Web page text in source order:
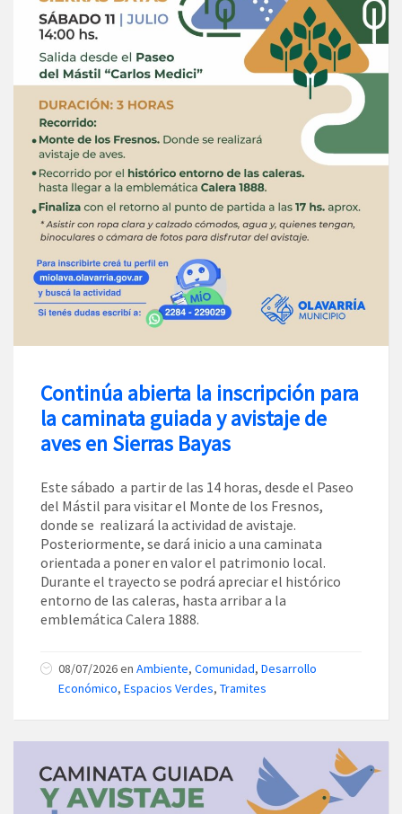
Continúa abierta la inscripción para
la caminata guiada y avistaje de
aves en Sierras Bayas
Este sábado a partir de las 14 horas, desde el Paseo
del Mástil para visitar el Monte de los Fresnos,
donde se realizará la actividad de avistaje.
Posteriormente, se dará inicio a una caminata
orientada a poner en valor el patrimonio local.
Durante el trayecto se podrá apreciar el histórico
entorno de las caleras, hasta arribar a la
emblemática Calera 1888.
08/07/2026en Ambiente, Comunidad, Desarrollo
Económico, Espacios Verdes, Tramites